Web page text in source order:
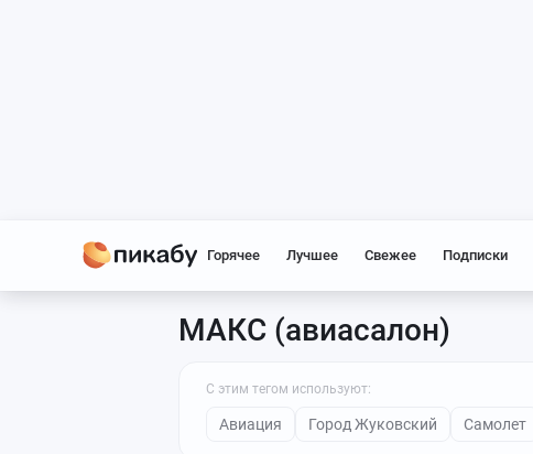
Горячее Лучшее Свежее Подписки
МАКС (авиасалон)
С этим тегом используют:
Авиация Город Жуковский Самолет